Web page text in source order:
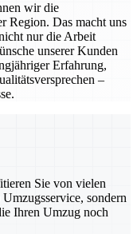
wir die
Region. Das macht uns
nur die Arbeit
unserer Kunden
Erfahrung,
–
Sie von vielen
sondern
Ihren Umzug noch